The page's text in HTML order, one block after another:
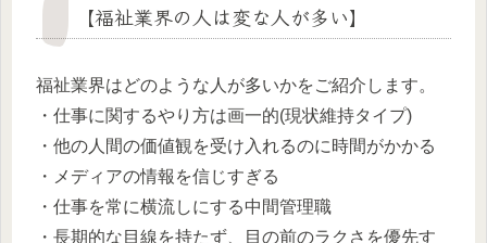
【福祉業界の人は変な人が多い】
福祉業界はどのような人が多いかをご紹介します。
・仕事に関するやり方は画一的(現状維持タイプ)
・他の人間の価値観を受け入れるのに時間がかかる
・メディアの情報を信じすぎる
・仕事を常に横流しにする中間管理職
・長期的な目線を持たず、目の前のラクさを優先す